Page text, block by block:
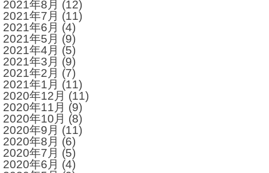
2021年8月 (12)
2021年7月 (11)
2021年6月 (4)
2021年5月 (9)
2021年4月 (5)
2021年3月 (9)
2021年2月 (7)
2021年1月 (11)
2020年12月 (11)
2020年11月 (9)
2020年10月 (8)
2020年9月 (11)
2020年8月 (6)
2020年7月 (5)
2020年6月 (4)